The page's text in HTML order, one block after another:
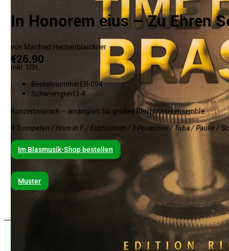
In Honorem eius – Zu Ehren
von Manfred Hechenblaickner
€26.90
inkl. USt.
BestellnummerER-094
Schwierigkeit3-4
Konzertmarsch – arrangiert für großes Blechbläserensemble
4 Trompeten / Horn in F / Euphonium / 3 Posaunen / Tuba / Pauke /
Im Blasmusik-Shop bestellen
Muster